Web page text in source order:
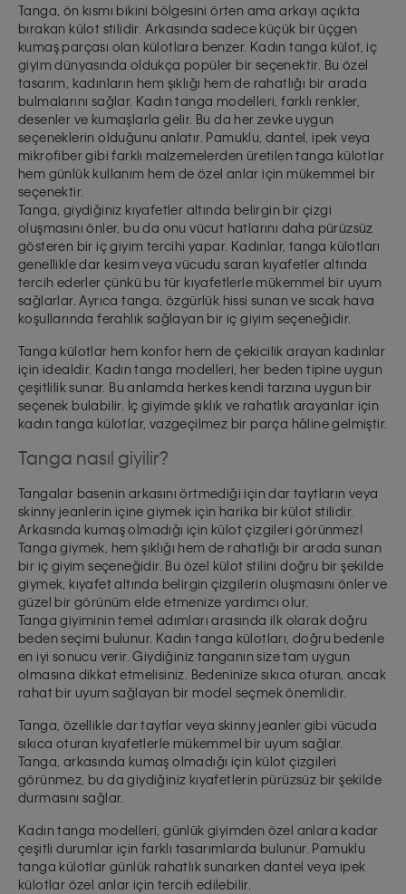
Tanga, ön kısmı bikini bölgesini örten ama arkayı açıkta
bırakan külot stilidir. Arkasında sadece küçük bir üçgen
kumaş parçası olan külotlara benzer. Kadın tanga külot, iç
giyim dünyasında oldukça popüler bir seçenektir. Bu özel
tasarım, kadınların hem şıklığı hem de rahatlığı bir arada
bulmalarını sağlar. Kadın tanga modelleri, farklı renkler,
desenler ve kumaşlarla gelir. Bu da her zevke uygun
seçeneklerin olduğunu anlatır. Pamuklu, dantel, ipek veya
mikrofiber gibi farklı malzemelerden üretilen tanga külotlar
hem günlük kullanım hem de özel anlar için mükemmel bir
seçenektir.
Tanga, giydiğiniz kıyafetler altında belirgin bir çizgi
oluşmasını önler, bu da onu vücut hatlarını daha pürüzsüz
gösteren bir iç giyim tercihi yapar. Kadınlar, tanga külotları
genellikle dar kesim veya vücudu saran kıyafetler altında
tercih ederler çünkü bu tür kıyafetlerle mükemmel bir uyum
sağlarlar. Ayrıca tanga, özgürlük hissi sunan ve sıcak hava
koşullarında ferahlık sağlayan bir iç giyim seçeneğidir.
Tanga külotlar hem konfor hem de çekicilik arayan kadınlar
için idealdir. Kadın tanga modelleri, her beden tipine uygun
çeşitlilik sunar. Bu anlamda herkes kendi tarzına uygun bir
seçenek bulabilir. İç giyimde şıklık ve rahatlık arayanlar için
kadın tanga külotlar, vazgeçilmez bir parça hâline gelmiştir.
Tanga nasıl giyilir?
Tangalar basenin arkasını örtmediği için dar taytların veya
skinny jeanlerin içine giymek için harika bir külot stilidir.
Arkasında kumaş olmadığı için külot çizgileri görünmez!
Tanga giymek, hem şıklığı hem de rahatlığı bir arada sunan
bir iç giyim seçeneğidir. Bu özel külot stilini doğru bir şekilde
giymek, kıyafet altında belirgin çizgilerin oluşmasını önler ve
güzel bir görünüm elde etmenize yardımcı olur.
Tanga giyiminin temel adımları arasında ilk olarak doğru
beden seçimi bulunur. Kadın tanga külotları, doğru bedenle
en iyi sonucu verir. Giydiğiniz tanganın size tam uygun
olmasına dikkat etmelisiniz. Bedeninize sıkıca oturan, ancak
rahat bir uyum sağlayan bir model seçmek önemlidir.
Tanga, özellikle dar taytlar veya skinny jeanler gibi vücuda
sıkıca oturan kıyafetlerle mükemmel bir uyum sağlar.
Tanga, arkasında kumaş olmadığı için külot çizgileri
görünmez, bu da giydiğiniz kıyafetlerin pürüzsüz bir şekilde
durmasını sağlar.
Kadın tanga modelleri, günlük giyimden özel anlara kadar
çeşitli durumlar için farklı tasarımlarda bulunur. Pamuklu
tanga külotlar günlük rahatlık sunarken dantel veya ipek
külotlar özel anlar için tercih edilebilir.